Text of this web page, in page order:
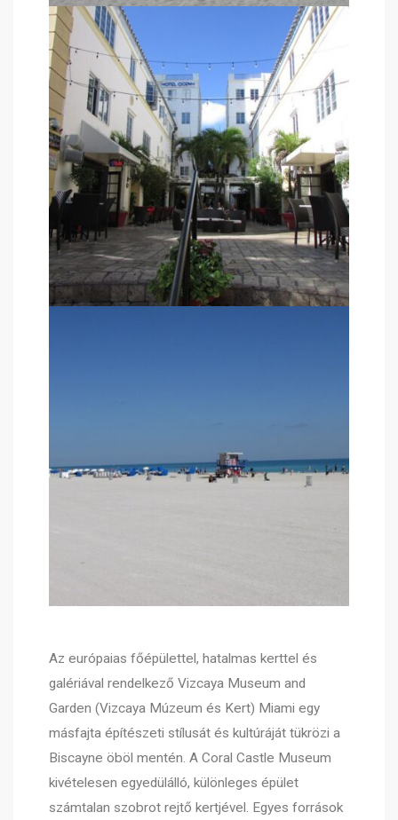
Az európaias főépülettel, hatalmas kerttel és
galériával rendelkező Vizcaya Museum and
Garden (Vizcaya Múzeum és Kert) Miami egy
másfajta építészeti stílusát és kultúráját tükrözi a
Biscayne öböl mentén. A Coral Castle Museum
kivételesen egyedülálló, különleges épület
számtalan szobrot rejtő kertjével. Egyes források